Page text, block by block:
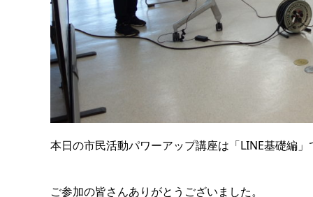
本日の市民活動パワーアップ講座は「LINE基礎編」
ご参加の皆さんありがとうございました。